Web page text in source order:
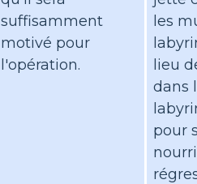
suffisamment
motivé pour
l'opération.
les
lieu
dans
pour